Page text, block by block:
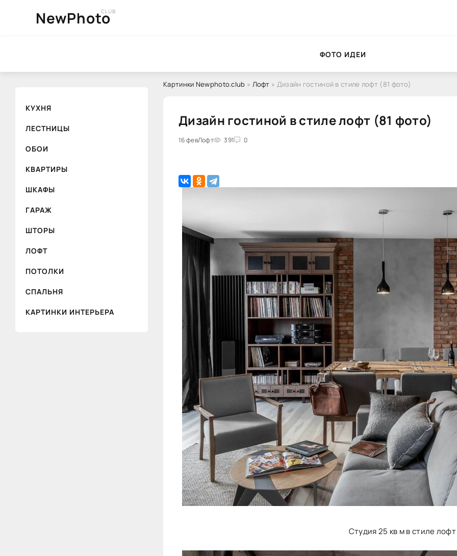
NewPhoto
CLUB
ФОТО ИДЕИ
КУХНЯ
ЛЕСТНИЦЫ
ОБОИ
КВАРТИРЫ
ШКАФЫ
ГАРАЖ
ШТОРЫ
ЛОФТ
ПОТОЛКИ
СПАЛЬНЯ
КАРТИНКИ ИНТЕРЬЕРА
Картинки Newphoto.club » Лофт » Дизайн гостиной в стиле лофт (81 фото)
Дизайн гостиной в стиле лофт (81 фото)
16 февЛофт 391 0
Студия 25 кв м в стиле